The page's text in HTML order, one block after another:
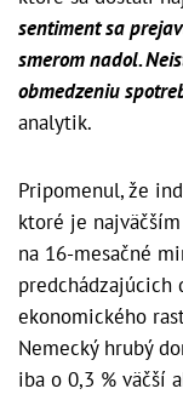
sentiment sa
smerom nadol.
obmedzeniu
analytik.
Pripomenul, že
ktoré je
na 16-mesačné
predchádzajúcich
ekonomického
Nemecký hrubý
iba o 0,3 % väčší